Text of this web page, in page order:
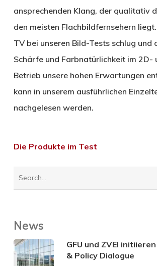
ansprechenden Klang, der qualitativ
den meisten Flachbildfernsehern
TV bei unseren Bild-Tests schlug und
Schärfe und Farbnatürlichkeit im 2D-
Betrieb unsere hohen Erwartungen
kann in unserem ausführlichen
nachgelesen werden.
Die Produkte im Test
News
GFU und ZVEI
& Policy Dialogue